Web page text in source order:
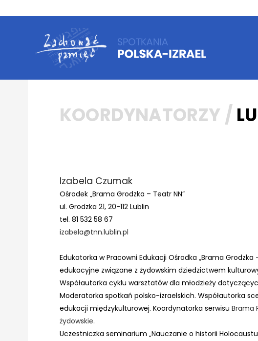
KOORDYNATORZY /
Izabela Czumak
Ośrodek „Brama Grodzka – Teatr NN”
ul. Grodzka 21, 20-112 Lublin
tel. 81 532 58 67
izabela@tnn.lublin.pl
Edukatorka w Pracowni Edukacji Ośrodka „Brama
edukacyjne związane z żydowskim dziedzictwem
Współautorka cyklu warsztatów dla młodzieży
Moderatorka spotkań polsko-izraelskich. Współautorka
edukacji międzykulturowej. Koordynatorka serwisu Brama
żydowskie.
Uczestniczka seminarium „Nauczanie o historii